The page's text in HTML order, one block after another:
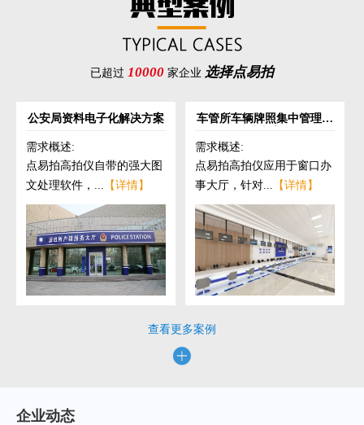
已超过 10000 家企业 选择点易拍
公安局资料电子化解决方案
需求概述:
点易拍高拍仪自带的强大图
文处理软件，... 【详情】
车管所车辆牌照集中管理解
需求概述:
点易拍高拍仪应用于窗口办
事大厅，针对... 【详情】
查看更多案例
企业动态